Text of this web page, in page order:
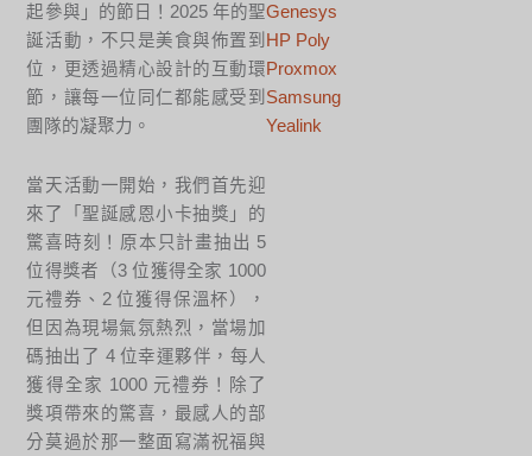
起參與」的節日！2025 年的聖
誕活動，不只是美食與佈置到
位，更透過精心設計的互動環
節，讓每一位同仁都能感受到
團隊的凝聚力。
當天活動一開始，我們首先迎
來了「聖誕感恩小卡抽獎」的
驚喜時刻！原本只計畫抽出 5
位得獎者（3 位獲得全家 1000
元禮券、2 位獲得保溫杯），
但因為現場氣氛熱烈，當場加
碼抽出了 4 位幸運夥伴，每人
獲得全家 1000 元禮券！除了
獎項帶來的驚喜，最感人的部
分莫過於那一整面寫滿祝福與
Genesys
HP Poly
Proxmox
Samsung
Yealink